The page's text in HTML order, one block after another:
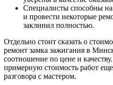
Специалисты способны на
и провести некоторые
заклинил полностью.
Отдельно стоит сказать о
ремонт замка зажигания в
соотношение по цене и
примерную стоимость работ
разговора с мастером.